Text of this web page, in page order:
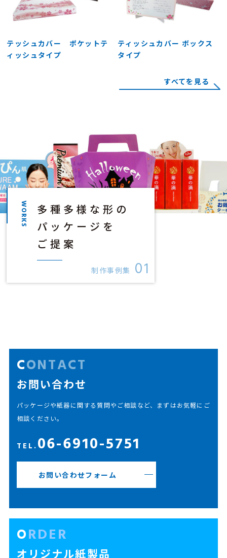
テッシュカバー ポケットテ
ィッシュタイプ
ティッシュカバー ボックス
タイプ
すべてを見る
WORKS
多種多様な形の
パッケージを
ご提案
制作事例集 01
CONTACT
お問い合わせ
パッケージや紙器に関する質問やご相談など、まずはお気軽にご
相談ください。
TEL.06-6910-5751
お問い合わせフォーム
ORDER
オリジナル紙製品